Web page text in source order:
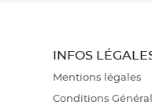
INFOS
Mentions légales
Conditions